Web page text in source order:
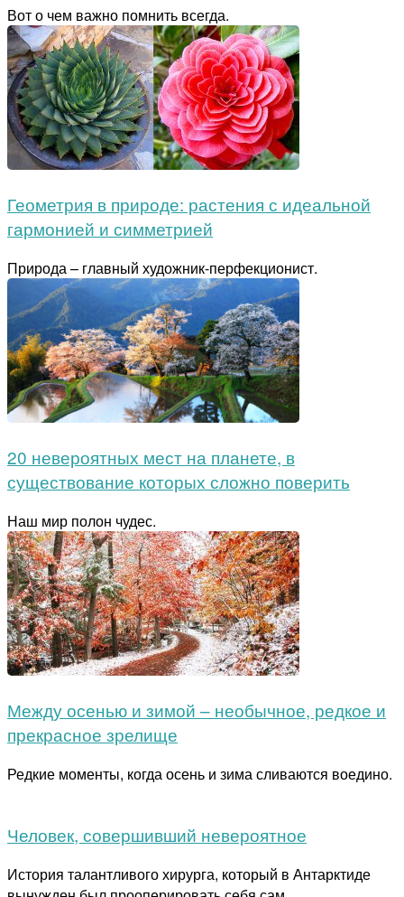
Вот о чем важно помнить всегда.
Геометрия в природе: растения с идеальной
гармонией и симметрией
Природа – главный художник-перфекционист.
20 невероятных мест на планете, в
существование которых сложно поверить
Наш мир полон чудес.
Между осенью и зимой – необычное, редкое и
прекрасное зрелище
Редкие моменты, когда осень и зима сливаются воедино.
Человек, совершивший невероятное
История талантливого хирурга, который в Антарктиде